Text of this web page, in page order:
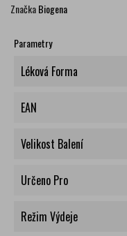
ZnačkaBiogena
Parametry
Léková Forma
EAN
Velikost Balení
Určeno Pro
Režim Výdeje